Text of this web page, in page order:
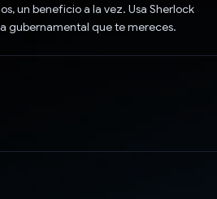
un beneficio a la vez. Usa Sherlock
gubernamental que te mereces.